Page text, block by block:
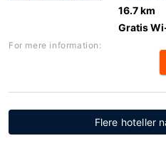
16.7 km
Gratis
For mere information:
Flere hoteller